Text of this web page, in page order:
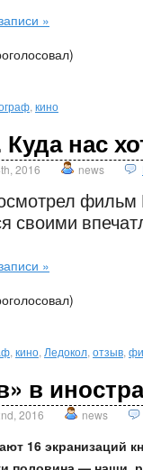
»
кино
нас
2016 news
своими
»
кино Ледокол отзыв
в
2016 news
16 экранизаций